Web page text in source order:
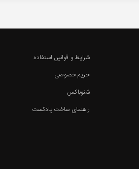
شرایط و قوانین استفاده
حریم خصوصی
شنوباکس
راهنمای ساخت پادکست